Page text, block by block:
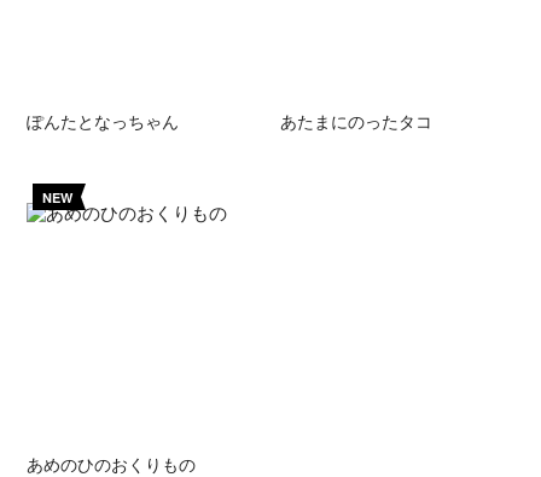
ぽんたとなっちゃん あたまにのったタコ
NEW
あめのひのおくりもの